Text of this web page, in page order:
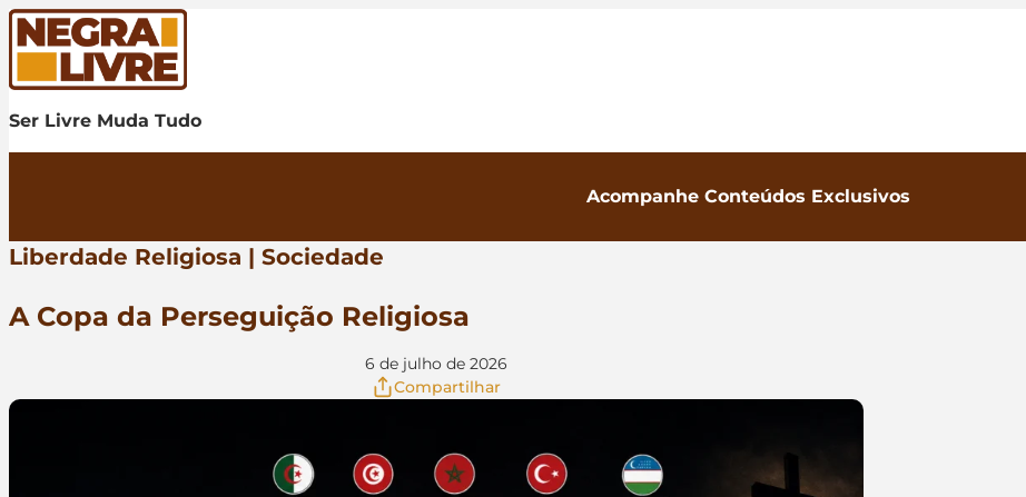
Skip to content
Ser Livre Muda Tudo
Acompanhe Conteúdos Exclusivos
Liberdade Religiosa | Sociedade
A Copa da Perseguição Religiosa
6 de julho de 2026
Compartilhar